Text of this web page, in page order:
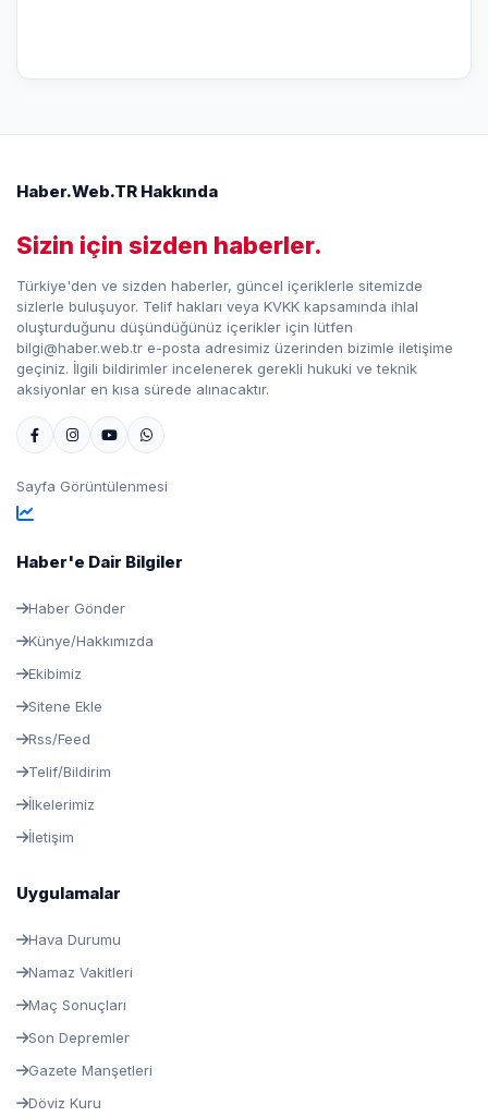
Haber.Web.TR Hakkında
Sizin için sizden haberler.
Türkiye'den ve sizden haberler, güncel içeriklerle sitemizde
sizlerle buluşuyor. Telif hakları veya KVKK kapsamında ihlal
oluşturduğunu düşündüğünüz içerikler için lütfen
bilgi@haber.web.tr e-posta adresimiz üzerinden bizimle iletişime
geçiniz. İlgili bildirimler incelenerek gerekli hukuki ve teknik
aksiyonlar en kısa sürede alınacaktır.
Sayfa Görüntülenmesi
Haber'e Dair Bilgiler
Haber Gönder
Künye/Hakkımızda
Ekibimiz
Sitene Ekle
Rss/Feed
Telif/Bildirim
İlkelerimiz
İletişim
Uygulamalar
Hava Durumu
Namaz Vakitleri
Maç Sonuçları
Son Depremler
Gazete Manşetleri
Döviz Kuru